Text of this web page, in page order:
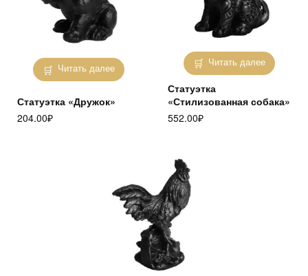
Читать далее
Статуэтка «Дружок»
204.00₽
Читать далее
Статуэтка
«Стилизованная собака»
552.00₽